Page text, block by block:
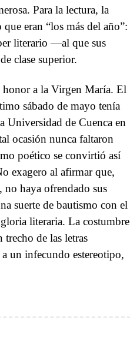
Para la lectura, la
eran “los más del año”:
literario —al que sus
clase superior.
honor a la Virgen María. El
sábado de mayo tenía
Universidad de Cuenca en
ocasión nunca faltaron
poético se convirtió así
exagero al afirmar que,
no haya ofrendado sus
suerte de bautismo con el
gloria literaria. La costumbre
trecho de las letras
un infecundo estereotipo,